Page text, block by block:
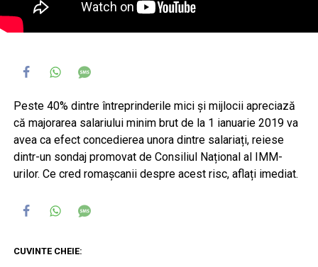
Peste 40% dintre întreprinderile mici și mijlocii apreciază
că majorarea salariului minim brut de la 1 ianuarie 2019 va
avea ca efect concedierea unora dintre salariați, reiese
dintr-un sondaj promovat de Consiliul Național al IMM-
urilor. Ce cred romașcanii despre acest risc, aflați imediat.
CUVINTE CHEIE: